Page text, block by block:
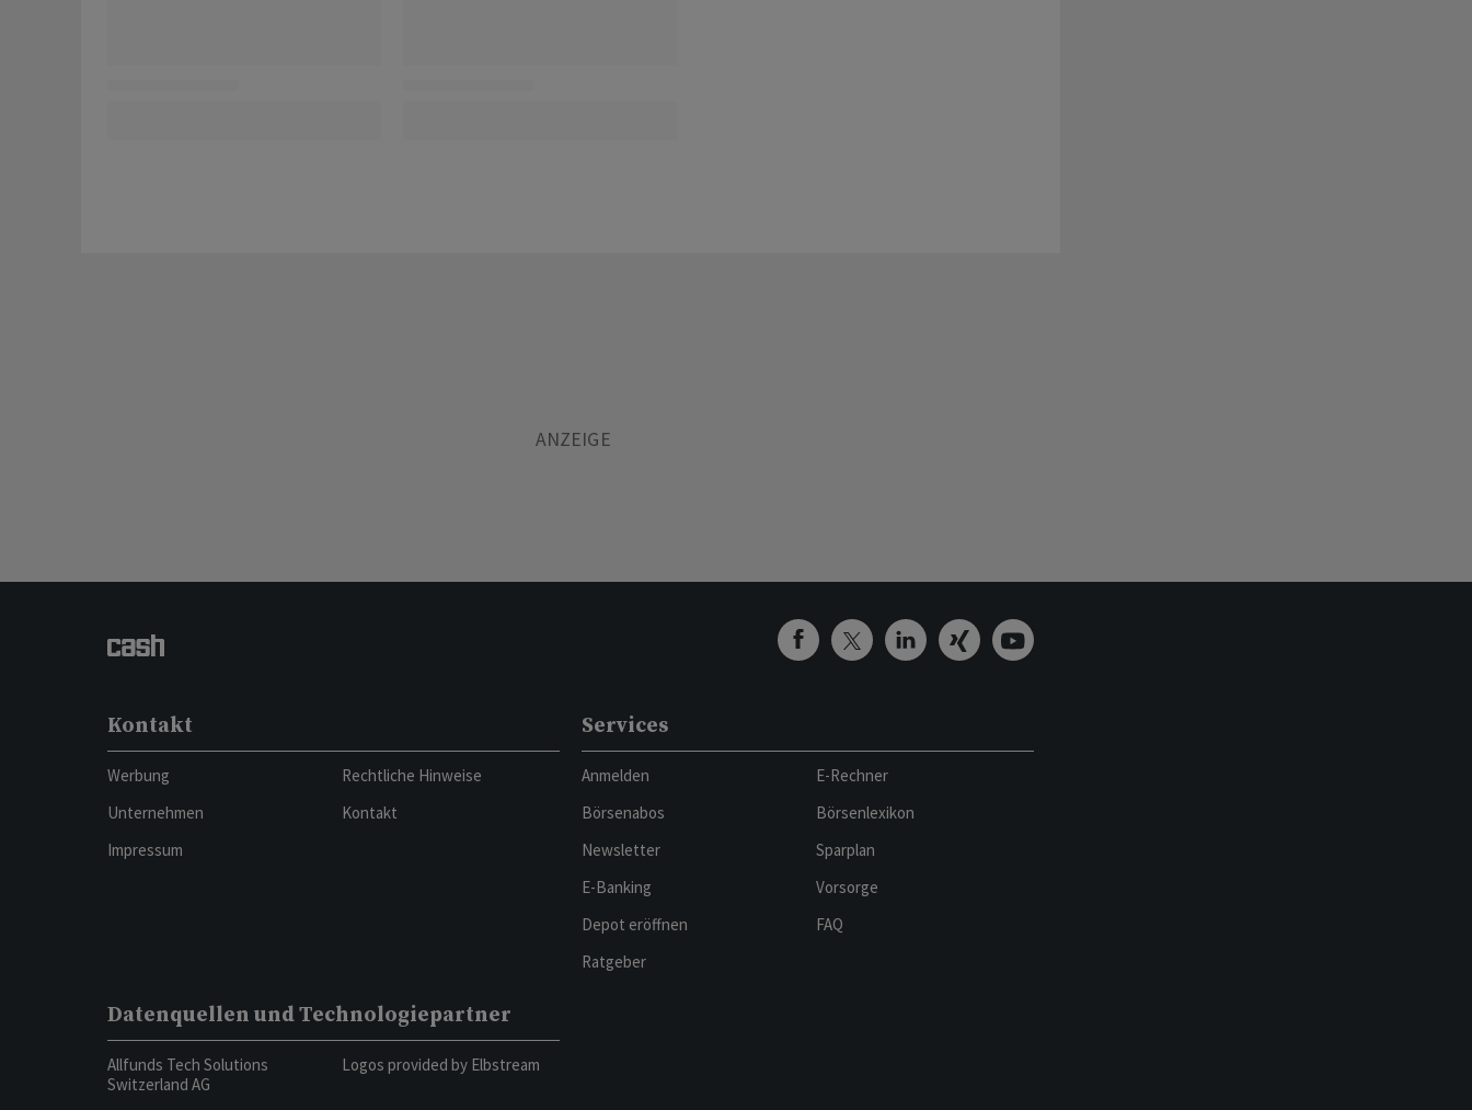
Kontakt
Werbung
Unternehmen
Impressum
Rechtliche Hinweise
Kontakt
Services
Anmelden
Börsenabos
Newsletter
E-Banking
Depot eröffnen
Ratgeber
E-Rechner
Börsenlexikon
Sparplan
Vorsorge
FAQ
Datenquellen und Technologiepartner
Allfunds Tech Solutions
Switzerland AG
Logos provided by Elbstream